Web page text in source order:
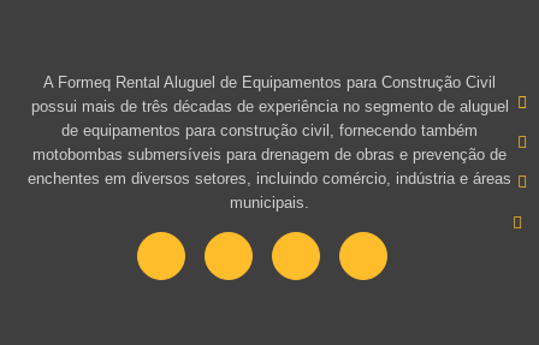
A Formeq Rental Aluguel de Equipamentos para Construção Civil
possui mais de três décadas de experiência no segmento de aluguel
de equipamentos para construção civil, fornecendo também
motobombas submersíveis para drenagem de obras e prevenção de
enchentes em diversos setores, incluindo comércio, indústria e áreas
municipais.